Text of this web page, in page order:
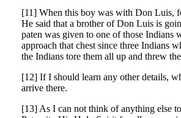
[11] When this boy was with Don Luis,
He said that a brother of Don Luis is
paten was given to one of those Indians
approach that chest since three Indians
the Indians tore them all up and threw
[12] If I should learn any other details,
arrive there.
[13] As I can not think of anything else